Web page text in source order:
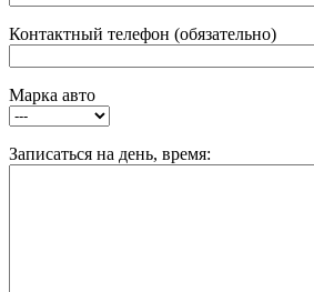
Контактный телефон (обязательно)
Марка авто
Записаться на день, время: